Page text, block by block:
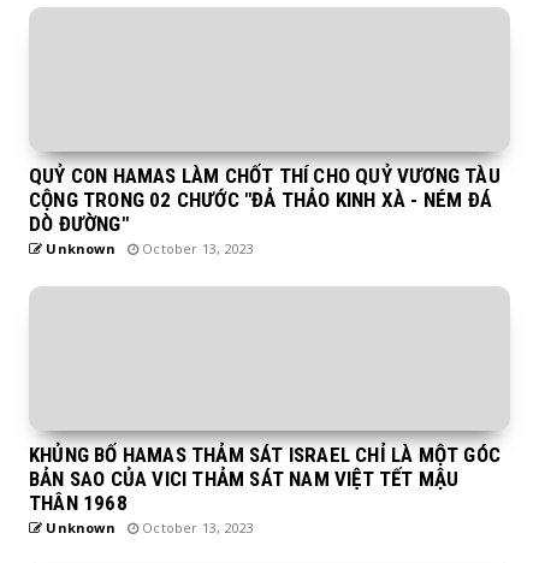
QUỶ CON HAMAS LÀM CHỐT THÍ CHO QUỶ VƯƠNG TÀU
CỘNG TRONG 02 CHƯỚC "ĐẢ THẢO KINH XÀ - NÉM ĐÁ
DÒ ĐƯỜNG"
Unknown October 13, 2023
KHỦNG BỐ HAMAS THẢM SÁT ISRAEL CHỈ LÀ MỘT GÓC
BẢN SAO CỦA VICI THẢM SÁT NAM VIỆT TẾT MẬU
THÂN 1968
Unknown October 13, 2023